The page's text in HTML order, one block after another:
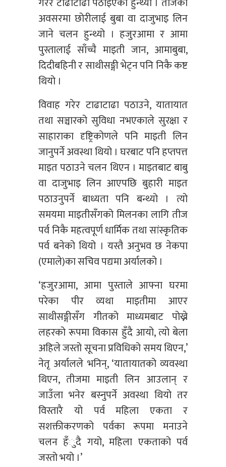
अवसरमा छोरीलाई बुबा वा दाजुभाइ लिन
जाने चलन हुन्थ्यो । हजुरआमा र आमा
पुस्तालाई साँच्चै माइती जान, आमाबुबा,
दिदीबहिनी र साथीसङ्गी भेट्न पनि निकै कष्ट
थियो ।
विवाह गरेर टाढाटाढा पठाउने, यातायात
तथा सञ्चारको सुविधा नभएकाले सुरक्षा र
साहाराका दृष्ट्रिकोणले पनि माइती लिन
जानुपर्ने अवस्था थियो । घरबाट पनि हप्तपत्त
माइत पठाउने चलन थिएन । माइतबाट बाबु
वा दाजुभाइ लिन आएपछि बुहारी माइत
पठाउनुपर्ने बाध्यता पनि बन्थ्यो । त्यो
समयमा माइतीसँगको मिलनका लागि तीज
पर्व निकै महत्वपूर्ण धार्मिक तथा सांस्कृतिक
पर्व बनेको थियो । यस्तै अनुभव छ नेकपा
(एमाले)का सचिव पद्यमा अर्यालको ।
‘हजुरआमा, आमा पुस्ताले आफ्ना घरमा
परेका पीर व्यथा माइतीमा आएर
साथीसङ्गीसँग गीतको माध्यमबाट पोख्ने
लहरको रूपमा विकास हुँदै आयो, त्यो बेला
अहिले जस्तो सूचना प्रविधिको समय थिएन,’
नेतृ अर्यालले भनिन्, ‘यातायातको व्यवस्था
थिएन, तीजमा माइती लिन आउलान् र
जाउँला भनेर बस्नुपर्ने अवस्था थियो तर
विस्तारै यो पर्व महिला एकता र
सशक्तीकरणको पर्वका रूपमा मनाउने
चलन हँुदै गयो, महिला एकताको पर्व
जस्तो भयो ।’